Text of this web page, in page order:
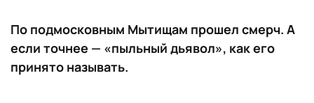
По подмосковным Мытищам прошел смерч. А
если точнее — «пыльный дьявол», как его
принято называть.